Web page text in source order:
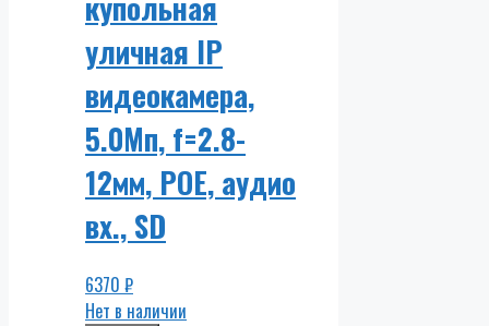
уличная IP
видеокамера,
5.0Мп, f=2.8-
12мм, POE, аудио
вх., SD
6370 ₽
Нет в наличии